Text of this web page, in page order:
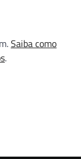
Saiba como
.